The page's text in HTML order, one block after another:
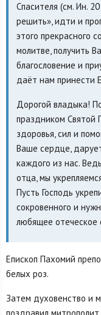
Спасителя (см. Ин.
решить», идти и
этого прекрасного
молитве, получить
благословение и
даёт нам принести
Дорогой владыка!
праздником Святой
здоровья, сил и
Ваше сердце,
каждого из нас.
отца, мы
Пусть Господь
сокровенного и
любящее отеческое
Епископ Пахомий
белых роз.
Затем духовенство и